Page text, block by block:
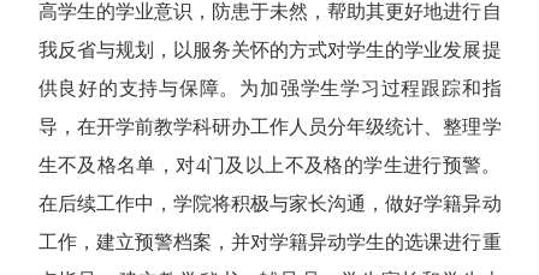
高学生的学业意识，防患于未然，帮助其更好地进行自
我反省与规划，以服务关怀的方式对学生的学业发展提
供良好的支持与保障。为加强学生学习过程跟踪和指
导，在开学前教学科研办工作人员分年级统计、整理学
生不及格名单，对4门及以上不及格的学生进行预警。
在后续工作中，学院将积极与家长沟通，做好学籍异动
工作，建立预警档案，并对学籍异动学生的选课进行重